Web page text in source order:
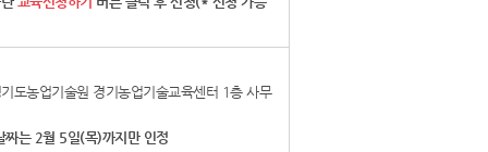
도농업기술원 경기농업기술교육센터 1층 사무
는 2월 5일(목)까지만 인정